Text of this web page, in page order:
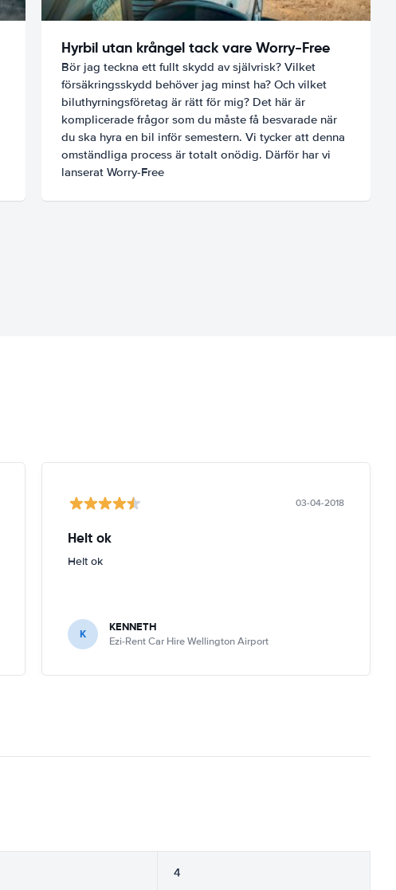
Hyrbil utan krångel tack vare Worry-Free
Bör jag teckna ett fullt skydd av självrisk? Vilket
försäkringsskydd behöver jag minst ha? Och vilket
biluthyrningsföretag är rätt för mig? Det här är
komplicerade frågor som du måste få besvarade när
du ska hyra en bil inför semestern. Vi tycker att denna
omständliga process är totalt onödig. Därför har vi
lanserat Worry-Free
03-04-2018
Helt ok
Helt ok
K KENNETH
Ezi-Rent Car Hire Wellington Airport
4